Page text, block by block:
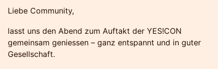
Liebe Community,
lasst uns den Abend zum Auftakt der YES!CON
gemeinsam geniessen – ganz entspannt und in guter
Gesellschaft.